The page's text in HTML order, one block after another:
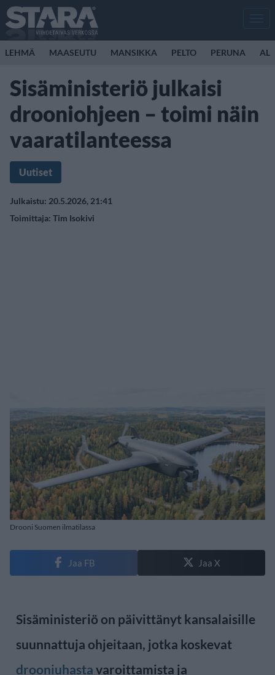
LEHMÄ MAASEUTU MANSIKKA PELTO PERUNA
Sisäministeriö julkaisi
drooniohjeen – toimi näin
vaaratilanteessa
Uutiset
Julkaistu: 20.5.2026, 21:41
Toimittaja: Tim Isokivi
Drooni Suomen ilmatilassa
Jaa FB Jaa X
Sisäministeriö on päivittänyt kansalaisille
suunnattuja ohjeitaan, jotka koskevat
drooniuhasta varoittamista ja